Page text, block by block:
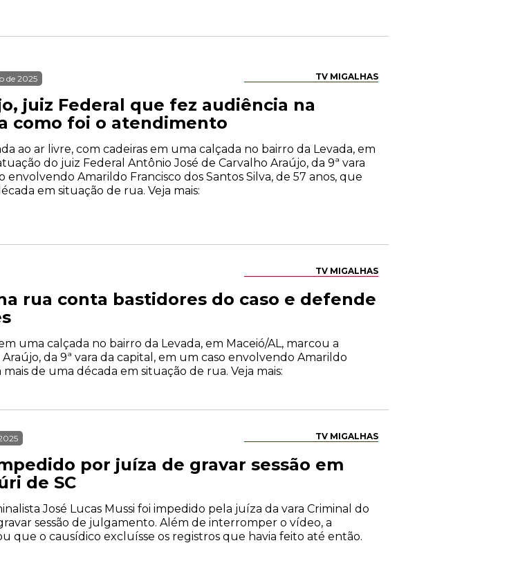
TV MIGALHAS
de 2025
juiz Federal que fez audiência na
como foi o atendimento
ao ar livre, com cadeiras em uma calçada no bairro da Levada, em
do juiz Federal Antônio José de Carvalho Araújo, da 9ª vara
envolvendo Amarildo Francisco dos Santos Silva, de 57 anos, que
em situação de rua. Veja mais:
TV MIGALHAS
rua conta bastidores do caso e defende
uma calçada no bairro da Levada, em Maceió/AL, marcou a
da 9ª vara da capital, em um caso envolvendo Amarildo
de uma década em situação de rua. Veja mais:
TV MIGALHAS
por juíza de gravar sessão em
de SC
José Lucas Mussi foi impedido pela juíza da vara Criminal do
sessão de julgamento. Além de interromper o vídeo, a
que o causídico excluísse os registros que havia feito até então.